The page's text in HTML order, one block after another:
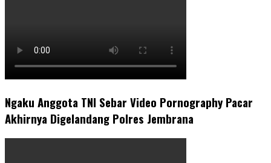
Ngaku Anggota TNI Sebar Video Pornography Pacar
Akhirnya Digelandang Polres Jembrana